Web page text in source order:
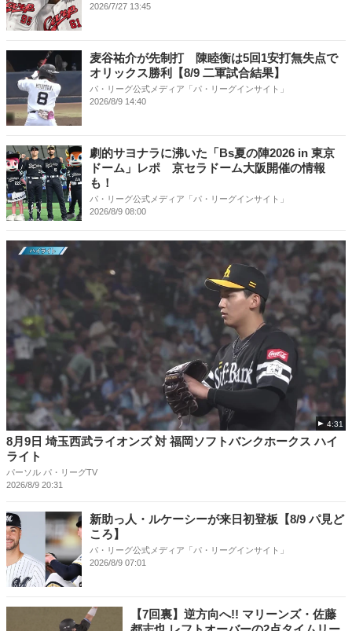
2026/7/27 13:45
麦谷祐介が先制打 陳睦衡は5回1安打無失点で
オリックス勝利【8/9 二軍試合結果】
パ・リーグ公式メディア「パ・リーグインサイト」
2026/8/9 14:40
劇的サヨナラに沸いた「Bs夏の陣2026 in 東京
ドーム」レポ 京セラドーム大阪開催の情報
も！
パ・リーグ公式メディア「パ・リーグインサイト」
2026/8/9 08:00
4:31
8月9日 埼玉西武ライオンズ 対 福岡ソフトバンクホークス ハイ
ライト
パーソル パ・リーグTV
2026/8/9 20:31
新助っ人・ルケーシーが来日初登板【8/9 パ見ど
ころ】
パ・リーグ公式メディア「パ・リーグインサイト」
2026/8/9 07:01
【7回裏】逆方向へ!! マリーンズ・佐藤